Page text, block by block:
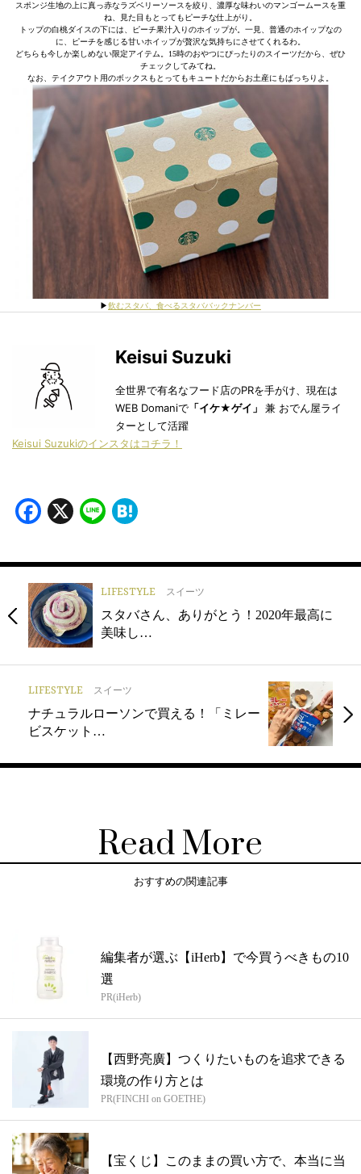
スポンジ生地の上に真っ赤なラズベリーソースを絞り、濃厚な味わいのマンゴームースを重
ね、見た目もとってもピーチな仕上がり。
トップの白桃ダイスの下には、ピーチ果汁入りのホイップが。一見、普通のホイップなの
に、ピーチを感じる甘いホイップが贅沢な気持ちにさせてくれるわ。
どちらも今しか楽しめない限定アイテム。15時のおやつにぴったりのスイーツだから、ぜひ
チェックしてみてね。
なお、テイクアウト用のボックスもとってもキュートだからお土産にもばっちりよ。
▶︎飲むスタバ、食べるスタババックナンバー
Keisui Suzuki
全世界で有名なフード店のPRを手がけ、現在は
WEB Domaniで 「イケ★ゲイ」 兼 おでん屋ライ
ターとして活躍
Keisui Suzukiのインスタはコチラ！
Facebook
X Line
LIFESTYLE スイーツ
スタバさん、ありがとう！2020年最高に
美味し…
LIFESTYLE スイーツ
ナチュラルローソンで買える！「ミレー
ビスケット…
Read More
おすすめの関連記事
編集者が選ぶ【iHerb】で今買うべきもの10
選
PR(iHerb)
【西野亮廣】つくりたいものを追求できる
環境の作り方とは
PR(FINCHI on GOETHE)
【宝くじ】このままの買い方で、本当に当